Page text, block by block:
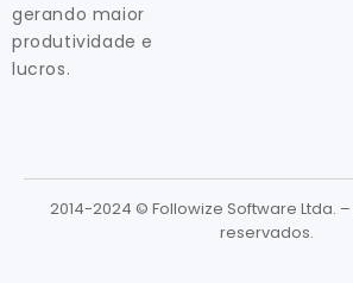
gerando maior
produtividade e
lucros.
2014-2024 © Followize Software Ltda.
reservados.